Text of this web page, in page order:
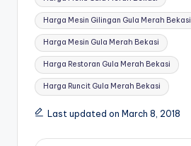
Harga Mesin Gilingan Gula Merah Bekasi
Harga Mesin Gula Merah Bekasi
Harga Restoran Gula Merah Bekasi
Harga Runcit Gula Merah Bekasi
Last updated on March 8, 2018